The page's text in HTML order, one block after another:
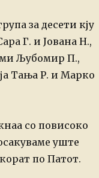
за десети кју
Г. и Јована Н.,
Љубомир П.,
Тања Р. и Марко
со повисоко
уште
по Патот.